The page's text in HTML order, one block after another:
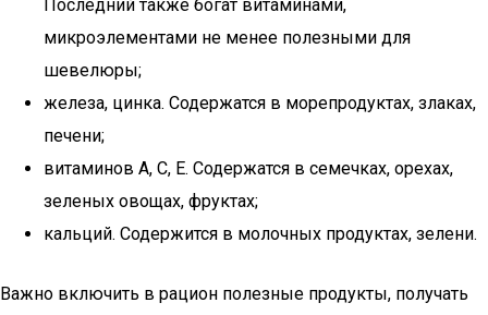
Последний также богат витаминами,
микроэлементами не менее полезными для
шевелюры;
железа, цинка. Содержатся в морепродуктах, злаках,
печени;
витаминов A, C, E. Содержатся в семечках, орехах,
зеленых овощах, фруктах;
кальций. Содержится в молочных продуктах, зелени.
Важно включить в рацион полезные продукты, получать